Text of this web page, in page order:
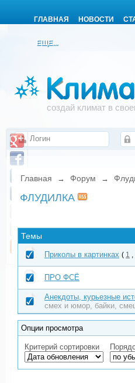
ГЛАВНАЯ НОВОСТИ
ЕЩЕ...
создай климат в
Главная → Форум →
ФЛУДИЛКА
Темы
Приколы в картинках ( 1 ,
ПРО ФСЁ
Анекдоты, курьезные
смех и юмор, байки,
Опции просмотра
Критерий сортировки